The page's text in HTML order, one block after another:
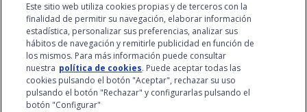
Este sitio web utiliza cookies propias y de terceros con la
finalidad de permitir su navegación, elaborar información
estadística, personalizar sus preferencias, analizar sus
hábitos de navegación y remitirle publicidad en función de
los mismos. Para más información puede consultar
nuestra política de cookies. Puede aceptar todas las
cookies pulsando el botón "Aceptar", rechazar su uso
pulsando el botón "Rechazar" y configurarlas pulsando el
botón "Configurar"